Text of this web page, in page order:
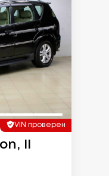
VIN проверен
II